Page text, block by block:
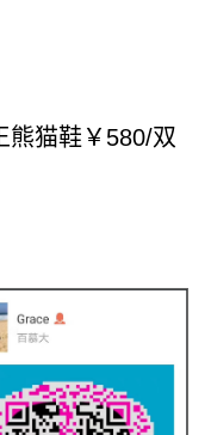
熊猫鞋￥580/双